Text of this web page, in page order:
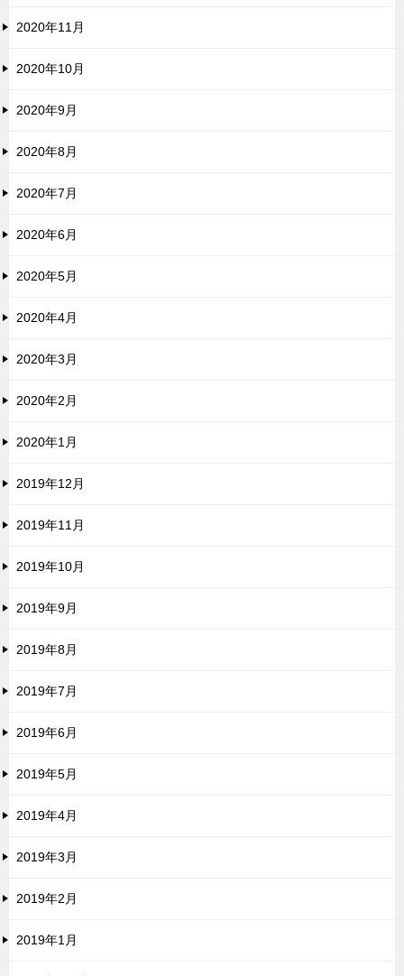
2020年11月
2020年10月
2020年9月
2020年8月
2020年7月
2020年6月
2020年5月
2020年4月
2020年3月
2020年2月
2020年1月
2019年12月
2019年11月
2019年10月
2019年9月
2019年8月
2019年7月
2019年6月
2019年5月
2019年4月
2019年3月
2019年2月
2019年1月